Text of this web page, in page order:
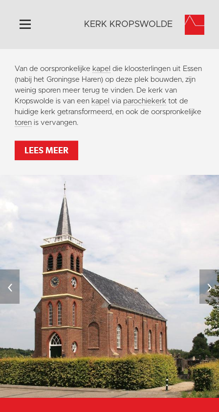
Home
Algemeen
Historie
Omgeving
Activiteiten
Steun ons
Contact
KERK KROPSWOLDE
Van de oorspronkelijke kapel die kloosterlingen uit Essen
(nabij het Groningse Haren) op deze plek bouwden, zijn
weinig sporen meer terug te vinden. De kerk van
Kropswolde is van een kapel via parochiekerk tot de
huidige kerk getransformeerd, en ook de oorspronkelijke
toren is vervangen.
LEES MEER
‹ ›